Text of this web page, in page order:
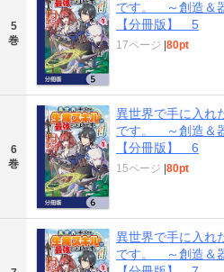
5
巻
です。 ～創造＆
【分冊版】 5
17ページ |80pt
6
巻
異世界で手に入れ
です。 ～創造＆
【分冊版】 6
15ページ |80pt
異世界で手に入れ
です。 ～創造＆